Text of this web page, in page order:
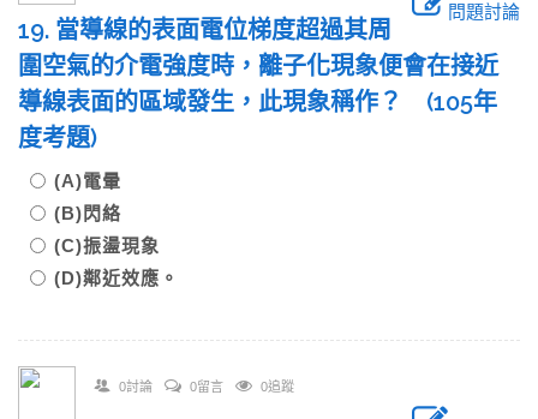
問題討論
19. 當導線的表面電位梯度超過其周
圍空氣的介電強度時，離子化現象便會在接近
導線表面的區域發生，此現象稱作？ (105年
度考題)
(A)電暈
(B)閃絡
(C)振盪現象
(D)鄰近效應。
0討論 0留言 0追蹤